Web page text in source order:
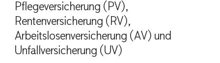
Pflegeversicherung (PV),
Rentenversicherung (RV),
Arbeitslosenversicherung (AV) und
Unfallversicherung (UV)